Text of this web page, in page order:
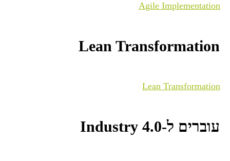
Agile Implementation
Lean Transformation
Lean Transformation
עוברים ל-Industry 4.0